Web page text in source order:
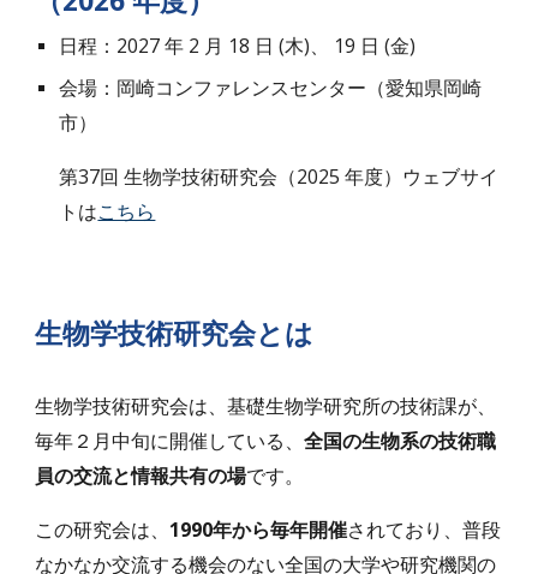
日程：2027年 2 月 18 日 (木)、 19 日 (金)
会場：岡崎コンファレンスセンター（愛知県岡崎
市）
第37回 生物学技術研究会（2025 年度）ウェブサイ
トはこちら
生物学技術研究会とは
生物学技術研究会は、基礎生物学研究所の技術課が、
毎年２月中旬に開催している、全国の生物系の技術職
員の交流と情報共有の場です。
この研究会は、 1990年から毎年開催されており、普段
なかなか交流する機会のない全国の大学や研究機関の